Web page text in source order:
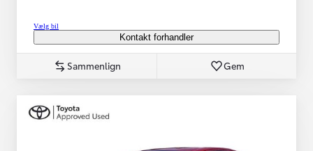
Vælg bil
Kontakt forhandler
Sammenlign Gem